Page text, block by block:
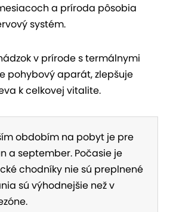
a príroda pôsobia
systém.
v prírode s termálnymi
pohybový aparát, zlepšuje
k celkovej vitalite.
obdobím na pobyt je pre
a september. Počasie je
chodníky nie sú preplnené
sú výhodnejšie než v